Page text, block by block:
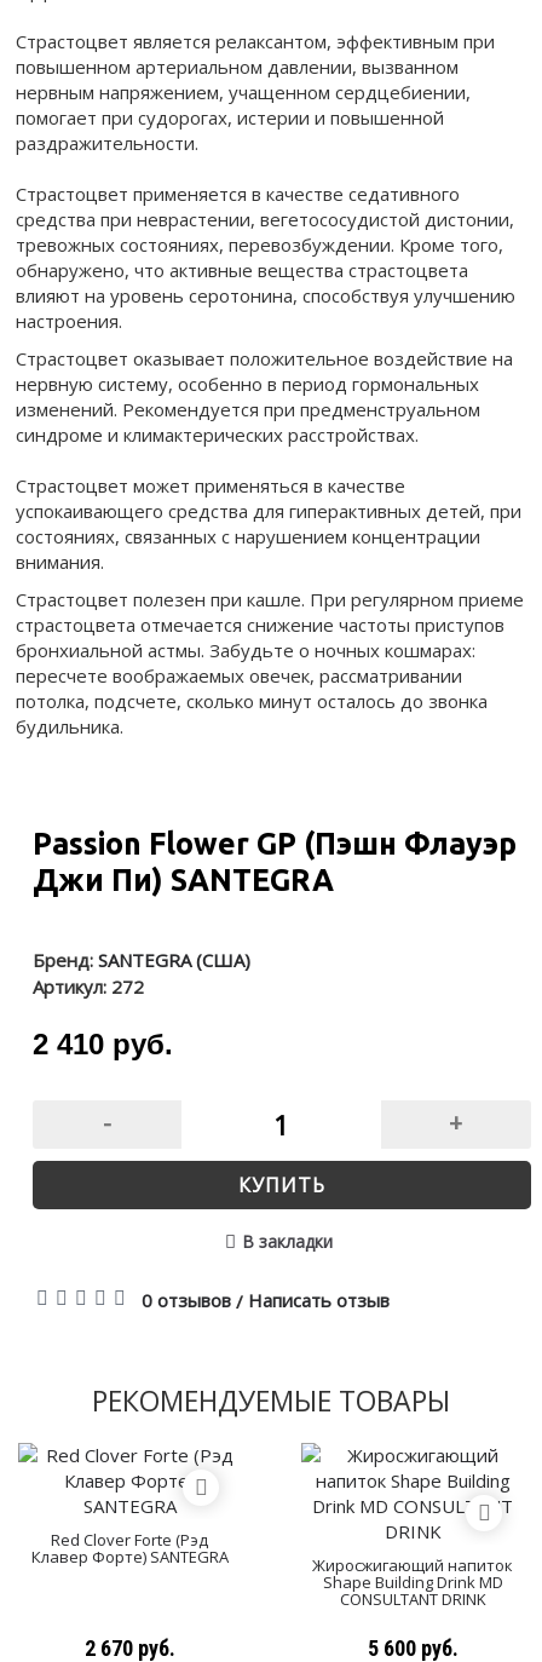
Страстоцвет является релаксантом, эффективным при
повышенном артериальном давлении, вызванном
нервным напряжением, учащенном сердцебиении,
помогает при судорогах, истерии и повышенной
раздражительности.
Страстоцвет применяется в качестве седативного
средства при неврастении, вегетососудистой дистонии,
тревожных состояниях, перевозбуждении. Кроме того,
обнаружено, что активные вещества страстоцвета
влияют на уровень серотонина, способствуя улучшению
настроения.
Страстоцвет оказывает положительное воздействие на
нервную систему, особенно в период гормональных
изменений. Рекомендуется при предменструальном
синдроме и климактерических расстройствах.
Страстоцвет может применяться в качестве
успокаивающего средства для гиперактивных детей, при
состояниях, связанных с нарушением концентрации
внимания.
Страстоцвет полезен при кашле. При регулярном приеме
страстоцвета отмечается снижение частоты приступов
бронхиальной астмы. Забудьте о ночных кошмарах:
пересчете воображаемых овечек, рассматривании
потолка, подсчете, сколько минут осталось до звонка
будильника.
Passion Flower GP (Пэшн Флауэр
Джи Пи) SANTEGRA
Бренд: SANTEGRA (США)
Артикул: 272
2 410 руб.
- +
КУПИТЬ
В закладки
0 отзывов/ Написать отзыв
РЕКОМЕНДУЕМЫЕ ТОВАРЫ
Red Clover Forte (Рэд
Клавер Форте) SANTEGRA
2 670 руб.
Жиросжигающий напиток
Shape Building Drink MD
CONSULTANT DRINK
5 600 руб.